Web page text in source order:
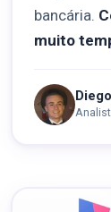
bancária.
muito